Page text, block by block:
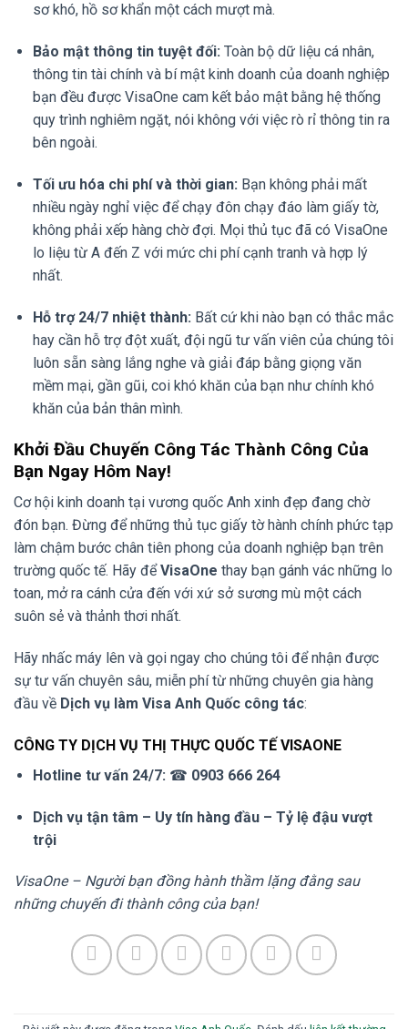
sơ khó, hồ sơ khẩn một cách mượt mà.
Bảo mật thông tin tuyệt đối: Toàn bộ dữ liệu cá nhân,
thông tin tài chính và bí mật kinh doanh của doanh nghiệp
bạn đều được VisaOne cam kết bảo mật bằng hệ thống
quy trình nghiêm ngặt, nói không với việc rò rỉ thông tin ra
bên ngoài.
Tối ưu hóa chi phí và thời gian: Bạn không phải mất
nhiều ngày nghỉ việc để chạy đôn chạy đáo làm giấy tờ,
không phải xếp hàng chờ đợi. Mọi thủ tục đã có VisaOne
lo liệu từ A đến Z với mức chi phí cạnh tranh và hợp lý
nhất.
Hỗ trợ 24/7 nhiệt thành: Bất cứ khi nào bạn có thắc mắc
hay cần hỗ trợ đột xuất, đội ngũ tư vấn viên của chúng tôi
luôn sẵn sàng lắng nghe và giải đáp bằng giọng văn
mềm mại, gần gũi, coi khó khăn của bạn như chính khó
khăn của bản thân mình.
Khởi Đầu Chuyến Công Tác Thành Công Của
Bạn Ngay Hôm Nay!
Cơ hội kinh doanh tại vương quốc Anh xinh đẹp đang chờ
đón bạn. Đừng để những thủ tục giấy tờ hành chính phức tạp
làm chậm bước chân tiên phong của doanh nghiệp bạn trên
trường quốc tế. Hãy đểVisaOne thay bạn gánh vác những lo
toan, mở ra cánh cửa đến với xứ sở sương mù một cách
suôn sẻ và thảnh thơi nhất.
Hãy nhấc máy lên và gọi ngay cho chúng tôi để nhận được
sự tư vấn chuyên sâu, miễn phí từ những chuyên gia hàng
đầu về Dịch vụ làm Visa Anh Quốc công tác:
CÔNG TY DỊCH VỤ THỊ THỰC QUỐC TẾ VISAONE
Hotline tư vấn 24/7: ☎ 0903 666 264
Dịch vụ tận tâm – Uy tín hàng đầu – Tỷ lệ đậu vượt
trội
VisaOne – Người bạn đồng hành thầm lặng đằng sau
những chuyến đi thành công của bạn!